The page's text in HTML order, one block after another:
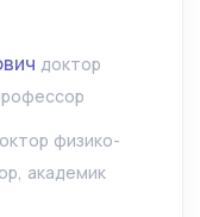
доктор
физико-
академик